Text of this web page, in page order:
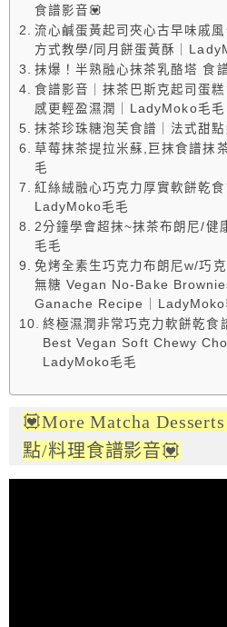
食譜影音💟
流心鹹蛋黃起司夾心古早味戚
方式教學/同月餅蛋黃酥｜
抹爆！半熟融心抹茶乳酪塔 食
食譜影音｜抹茶巴斯克起司蛋
感更輕盈濕潤｜LadyMoko毛毛
抹茶珍珠糖泡芙食譜｜法式甜
草莓抹茶提拉米蘇,巨抹食譜抹
毛
紅絲絨融心巧克力厚實軟餅乾食
LadyMoko毛毛
2分鐘學會超抹~抹茶布朗尼/健
毛毛
免烤全素生巧克力布朗尼w/巧
無糖 Vegan No-Bake
Ganache Recipe｜LadyMoko
終極濕潤非常巧克力軟餅乾食
Best Vegan Soft Chewy
LadyMoko毛毛
💟More Matcha
點/料理食譜影音💟